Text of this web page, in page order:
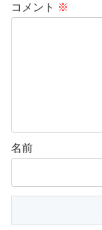
コメント ※
名前